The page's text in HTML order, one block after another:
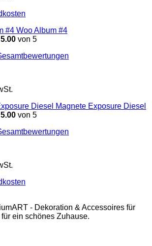
Woo Album #4
5.00 von 5
Magnete Exposure Diesel
5.00 von 5
- Dekoration & Accessoires für
ein schönes Zuhause.